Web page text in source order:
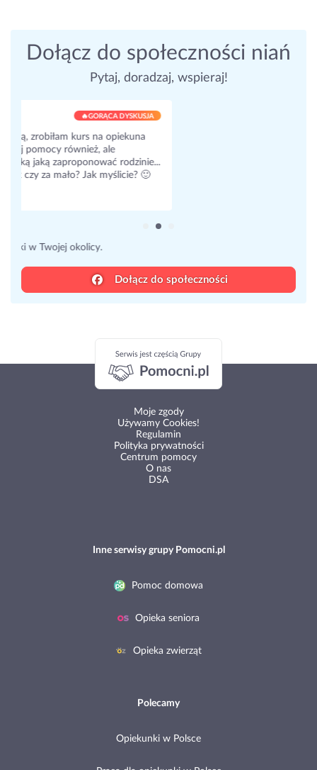
Dołącz do społeczności niań
Pytaj, doradzaj, wspieraj!
Nianie dla Niań
Witam, mam pytanie czy jesteście nagrywane w pracy
jako nianie? Praca w domu prywatnym, zostałam
poinformowana o tym że jest kamera ale nie było pytania
o zgodę na nagrywanie. Czy spotkaliście się z takim
Dołącz do społeczności
Moje zgody
Używamy Cookies!
Regulamin
Polityka prywatności
Centrum pomocy
O nas